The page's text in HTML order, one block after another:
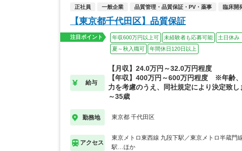
正社員 一般企業 品質管理・品質保証・PV・薬事 臨床開
【東京都千代田区】品質保証
注目ポイント 年収600万円以上可 未経験者も応募可能 土日休み
夏～秋入職可
年間休日120日以上
給与
【月収】24.0万円～32.0万円程度
【年収】400万円～600万円程度 ※年齢
力を考慮のうえ、同社規定により決定致し
～35歳
勤務地 東京都 千代田区
アクセス
東京メトロ東西線 九段下駅／東京メトロ半蔵門
駅…ほか